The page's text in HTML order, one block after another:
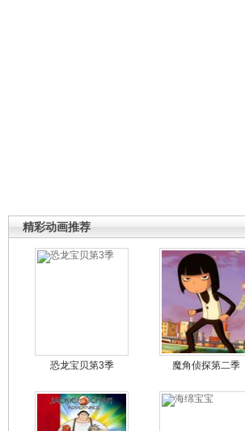
精彩动画推荐
恐龙宝贝第3季 魔角侦探第二季